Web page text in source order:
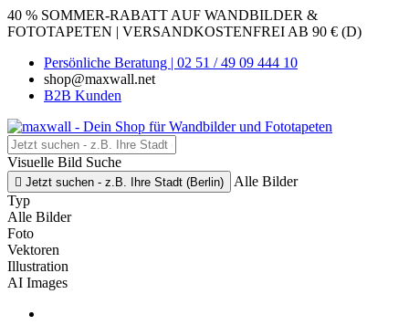
40 % SOMMER-RABATT AUF WANDBILDER &
FOTOTAPETEN | VERSANDKOSTENFREI AB 90 € (D)
Persönliche Beratung | 02 51 / 49 09 444 10
shop@maxwall.net
B2B Kunden
Visuelle Bild Suche
 Jetzt suchen - z.B. Ihre Stadt (Berlin)
Alle Bilder
Typ
Alle Bilder
Foto
Vektoren
Illustration
AI Images